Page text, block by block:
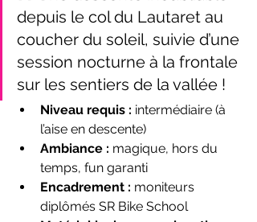
depuis le col du Lautaret au
coucher du soleil, suivie d’une
session nocturne à la frontale
sur les sentiers de la vallée !
Niveau requis : intermédiaire (à
l’aise en descente)
Ambiance : magique, hors du
temps, fun garanti
Encadrement : moniteurs
diplômés SR Bike School